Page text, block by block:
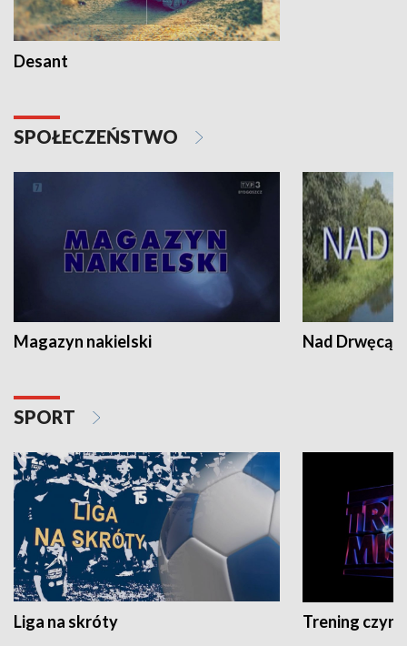
Desant
SPOŁECZEŃSTWO
Magazyn nakielski Nad Drwęcą
SPORT
Liga na skróty Trening czyni